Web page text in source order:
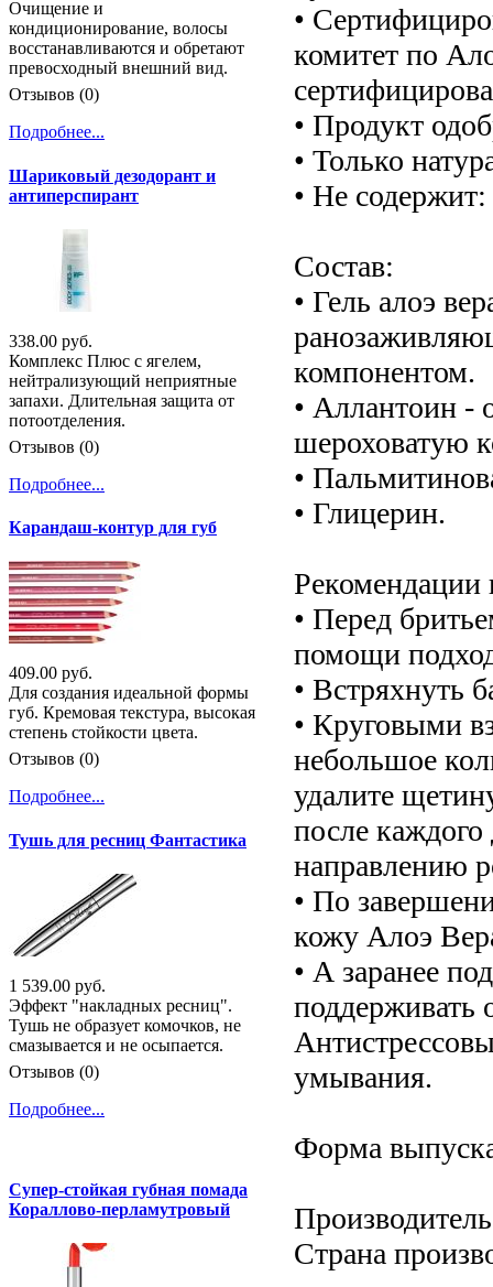
•
комитет по
• Продукт
• Только
• Не
Состав:
• Гель алоэ
компонентом.
• Аллантоин -
шероховатую
•
• Глицерин.
• Перед
помощи
• Встряхнуть
• Круговыми
небольшое
удалите
после
направлению
• По
кожу Алоэ
• А заранее
поддерживать
умывания.
Форма
Страна
Очищение и
кондиционирование, волосы
восстанавливаются и обретают
превосходный внешний вид.
Отзывов (0)
Подробнее...
Шариковый дезодорант и
антиперспирант
338.00 руб.
Комплекс Плюс с ягелем,
нейтрализующий неприятные
запахи. Длительная защита от
потоотделения.
Отзывов (0)
Подробнее...
Карандаш-контур для губ
409.00 руб.
Для создания идеальной формы
губ. Кремовая текстура, высокая
степень стойкости цвета.
Отзывов (0)
Подробнее...
Тушь для ресниц Фантастика
1 539.00 руб.
Эффект "накладных ресниц".
Тушь не образует комочков, не
смазывается и не осыпается.
Отзывов (0)
Подробнее...
Супер-стойкая губная помада
Кораллово-перламутровый